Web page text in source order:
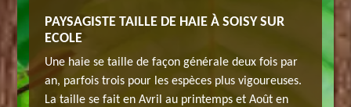
la
PAYSAGISTE TAILLE DE HAIE À SOISY SUR
ECOLE
Une haie se taille de façon générale deux fois par
an, parfois trois pour les espèces plus vigoureuses.
La taille se fait en Avril au printemps et Août en
SUR
taille